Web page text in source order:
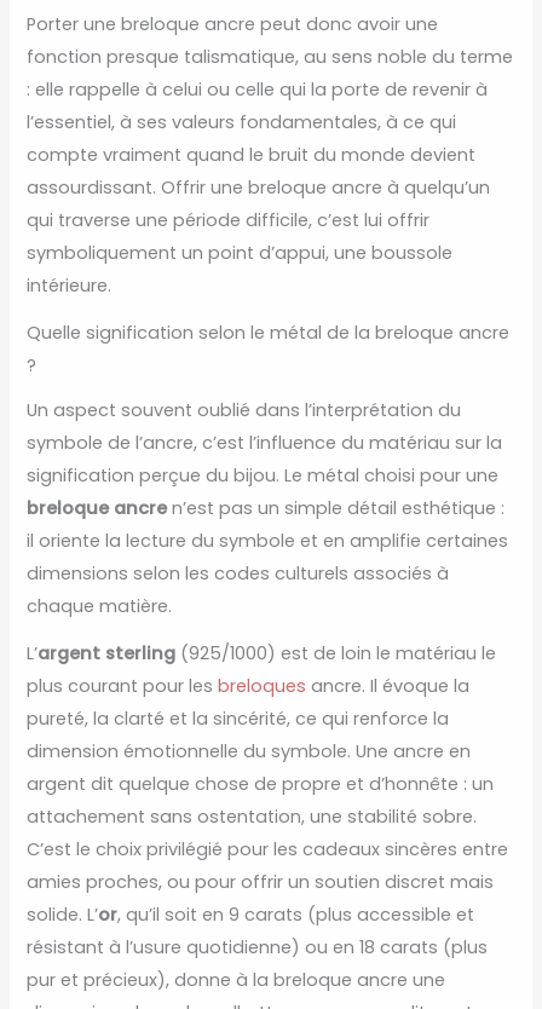
Porter une breloque ancre peut donc avoir une
fonction presque talismatique, au sens noble du terme
: elle rappelle à celui ou celle qui la porte de revenir à
l’essentiel, à ses valeurs fondamentales, à ce qui
compte vraiment quand le bruit du monde devient
assourdissant. Offrir une breloque ancre à quelqu’un
qui traverse une période difficile, c’est lui offrir
symboliquement un point d’appui, une boussole
intérieure.
Quelle signification selon le métal de la breloque ancre
?
Un aspect souvent oublié dans l’interprétation du
symbole de l’ancre, c’est l’influence du matériau sur la
signification perçue du bijou. Le métal choisi pour une
breloque ancren’est pas un simple détail esthétique :
il oriente la lecture du symbole et en amplifie certaines
dimensions selon les codes culturels associés à
chaque matière.
L’argent sterling (925/1000) est de loin le matériau le
plus courant pour lesbreloques ancre. Il évoque la
pureté, la clarté et la sincérité, ce qui renforce la
dimension émotionnelle du symbole. Une ancre en
argent dit quelque chose de propre et d’honnête : un
attachement sans ostentation, une stabilité sobre.
C’est le choix privilégié pour les cadeaux sincères entre
amies proches, ou pour offrir un soutien discret mais
solide. L’or, qu’il soit en 9 carats (plus accessible et
résistant à l’usure quotidienne) ou en 18 carats (plus
pur et précieux), donne à la breloque ancre une